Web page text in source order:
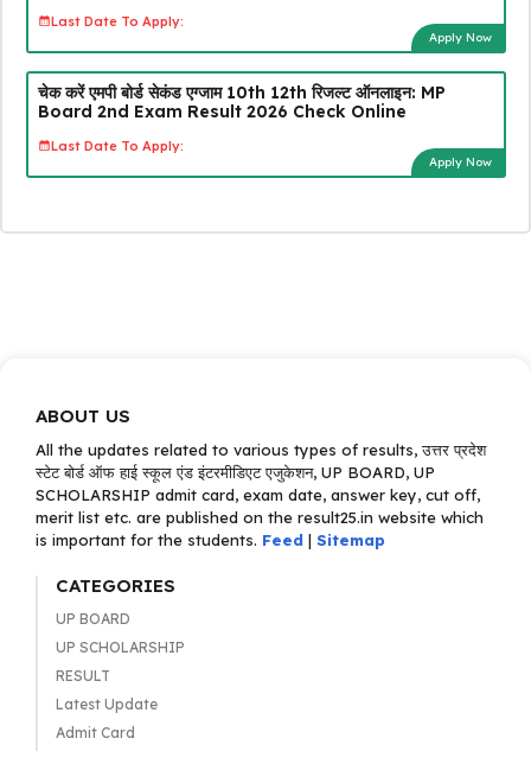
Last Date To Apply:
Apply Now
चेक करें एमपी बोर्ड सेकंड एग्जाम 10th 12th रिजल्ट ऑनलाइन: MP
Board 2nd Exam Result 2026 Check Online
Last Date To Apply:
Apply Now
ABOUT US
All the updates related to various types of results, उत्तर प्रदेश
स्टेट बोर्ड ऑफ हाई स्कूल एंड इंटरमीडिएट एजुकेशन, UP BOARD, UP
SCHOLARSHIP admit card, exam date, answer key, cut off,
merit list etc. are published on the result25.in website which
is important for the students. Feed | Sitemap
CATEGORIES
UP BOARD
UP SCHOLARSHIP
RESULT
Latest Update
Admit Card